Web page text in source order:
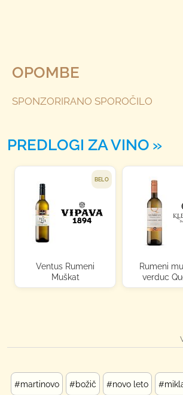
OPOMBE
SPONZORIRANO SPOROČILO
PREDLOGI ZA VINO
BELO
Ventus Rumeni
Muškat
Rumeni
verduc
#martinovo #božič #novo leto